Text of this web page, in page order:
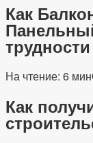
Как
трудности
На чтение: 6 мин
Как